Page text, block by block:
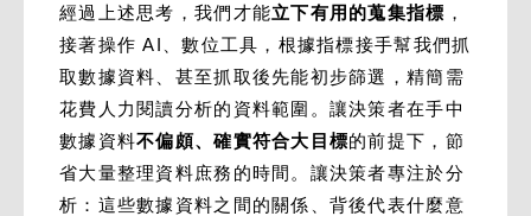
經過上述思考，我們才能立下有用的蒐集指標 ，
接著操作 AI、數位工具，根據指標接手幫我們抓
取數據資料、甚至抓取後先能初步篩選，精簡需
花費人力閱讀分析的資料範圍。讓決策者在手中
數據資料不偏頗、確實符合大目標的前提下，節
省大量整理資料庶務的時間。讓決策者專注於分
析：這些數據資料之間的關係、背後代表什麼意